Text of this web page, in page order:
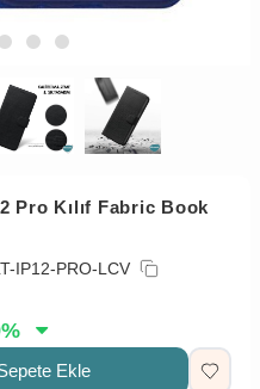
Pro Kılıf Fabric Book
IP12-PRO-LCV
%
Ekle